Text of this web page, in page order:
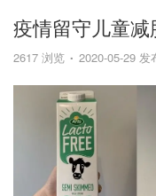
疫情留守儿童减
2617 浏览 2020-05-29 发